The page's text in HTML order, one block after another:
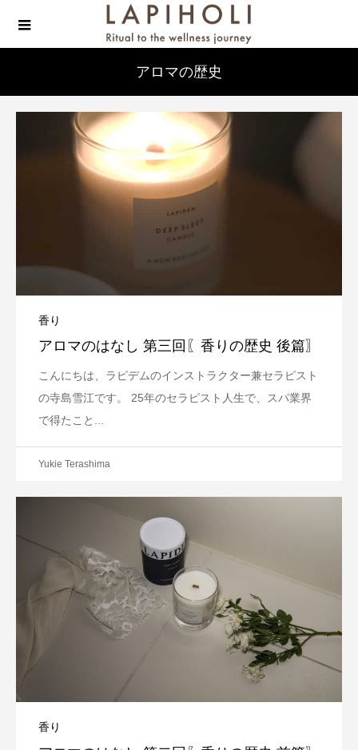
アロマの歴史
香り
アロマのはなし 第三回〖香りの歴史 後篇〗
こんにちは、ラピデムのインストラクター兼セラピスト
の寺島雪江です。 25年のセラピスト人生で、スパ業界
で得たこと...
Yukie Terashima
香り